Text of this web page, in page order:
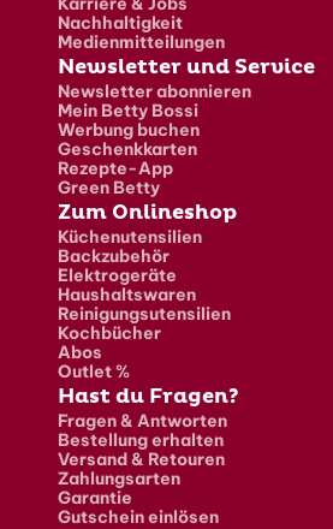
Nachhaltigkeit
Medienmitteilungen
Newsletter und Service
Newsletter abonnieren
Mein Betty Bossi
Werbung buchen
Geschenkkarten
Rezepte-App
Green Betty
Zum Onlineshop
Küchenutensilien
Backzubehör
Elektrogeräte
Haushaltswaren
Reinigungsutensilien
Kochbücher
Abos
Outlet %
Hast du Fragen?
Fragen & Antworten
Bestellung erhalten
Versand & Retouren
Zahlungsarten
Garantie
Gutschein einlösen